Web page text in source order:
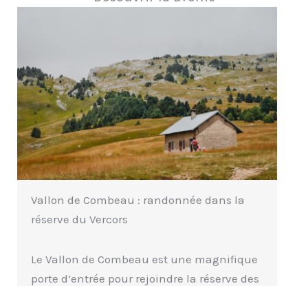
Vallon de Combeau : randonnée dans la
réserve du Vercors
Le Vallon de Combeau est une magnifique
porte d’entrée pour rejoindre la réserve des